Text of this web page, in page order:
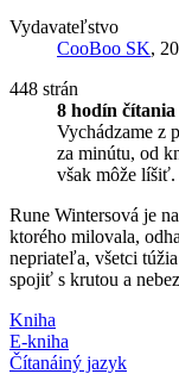
Vydavateľstvo
CooBoo SK,
448 strán
8 hodín čítania
Vychádzame z
za minútu, od
však môže líšiť.
Rune Wintersová je
ktorého milovala,
nepriateľa, všetci
spojiť s krutou a
Kniha
E-kniha
Čítanáiný jazyk